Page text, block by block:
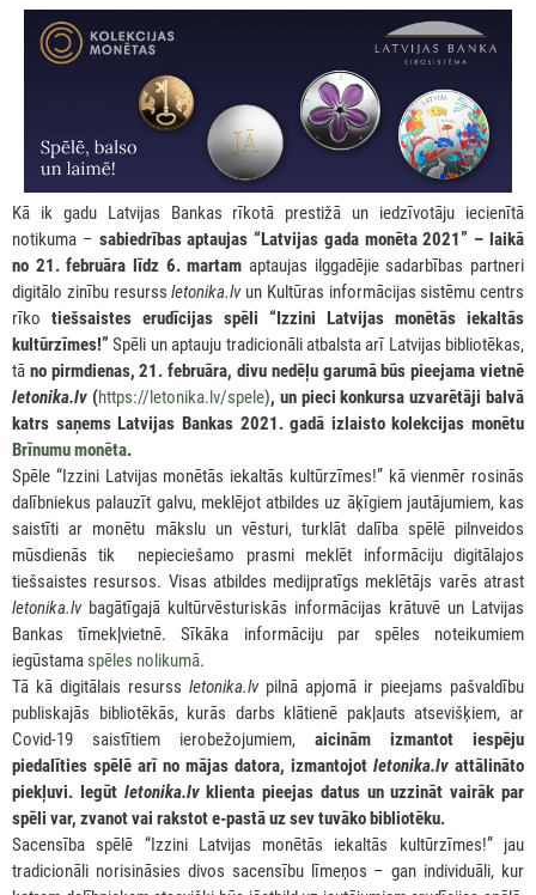
Kā ik gadu Latvijas Bankas rīkotā prestižā un iedzīvotāju iecienītā
notikuma – sabiedrības aptaujas “Latvijas gada monēta 2021” – laikā
no 21. februāra līdz 6. martam aptaujas ilggadējie sadarbības partneri
digitālo zinību resurssletonika.lvun Kultūras informācijas sistēmu centrs
rīko tiešsaistes erudīcijas spēli “Izzini Latvijas monētās iekaltās
kultūrzīmes!” Spēli un aptauju tradicionāli atbalsta arī Latvijas bibliotēkas,
tā no pirmdienas, 21. februāra, divu nedēļu garumā būs pieejama vietnē
letonika.lv (https://letonika.lv/spele), un pieci konkursa uzvarētāji balvā
katrs saņems Latvijas Bankas 2021. gadā izlaisto kolekcijas monētu
Brīnumu monēta.
Spēle “Izzini Latvijas monētās iekaltās kultūrzīmes!” kā vienmēr rosinās
dalībniekus palauzīt galvu, meklējot atbildes uz āķīgiem jautājumiem, kas
saistīti ar monētu mākslu un vēsturi, turklāt dalība spēlē pilnveidos
mūsdienās tik nepieciešamo prasmi meklēt informāciju digitālajos
tiešsaistes resursos. Visas atbildes medijpratīgs meklētājs varēs atrast
letonika.lv bagātīgajā kultūrvēsturiskās informācijas krātuvē un Latvijas
Bankas tīmekļvietnē. Sīkāka informāciju par spēles noteikumiem
iegūstama spēles nolikumā.
Tā kā digitālais resurss letonika.lvpilnā apjomā ir pieejams pašvaldību
publiskajās bibliotēkās, kurās darbs klātienē pakļauts atsevišķiem, ar
Covid-19 saistītiem ierobežojumiem, aicinām izmantot iespēju
piedalīties spēlē arī no mājas datora, izmantojot letonika.lv attālināto
piekļuvi. Iegūt letonika.lvklienta pieejas datus un uzzināt vairāk par
spēli var, zvanot vai rakstot e-pastā uz sev tuvāko bibliotēku.
Sacensība spēlē “Izzini Latvijas monētās iekaltās kultūrzīmes!” jau
tradicionāli norisināsies divos sacensību līmeņos – gan individuāli, kur